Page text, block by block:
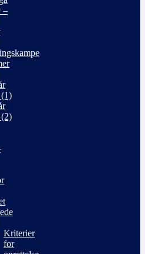
–
Kriterier
for